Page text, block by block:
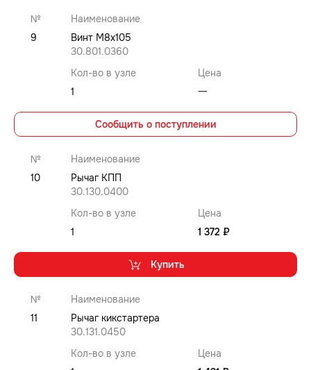
№
Наименование
9
Винт M8x105
30.801.0360
Кол-во в узле
Цена
1
⼀
Сообщить о поступлении
№
Наименование
10
Рычаг КПП
30.130.0400
Кол-во в узле
Цена
1
1 372 ₽
Купить
№
Наименование
11
Рычаг кикстартера
30.131.0450
Кол-во в узле
Цена